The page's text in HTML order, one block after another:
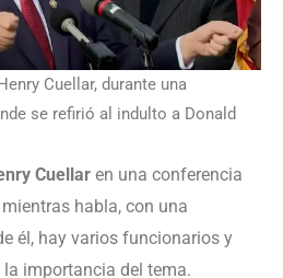
Cuellar, durante una
se refirió al indulto a Donald
Cuellar en una conferencia
habla, con una
él, hay varios funcionarios y
importancia del tema.